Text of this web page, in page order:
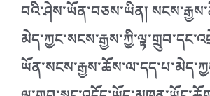
བའི་ཤེས་ཡོན་བཅས་ཡིན།